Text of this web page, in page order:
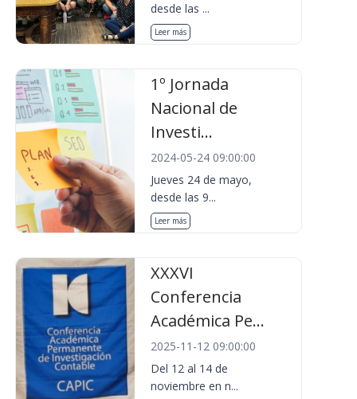
desde las ...
Leer más
1º Jornada
Nacional de
Investi...
2024-05-24 09:00:00
Jueves 24 de mayo,
desde las 9...
Leer más
XXXVI
Conferencia
Académica Pe...
2025-11-12 09:00:00
Del 12 al 14 de
noviembre en n...